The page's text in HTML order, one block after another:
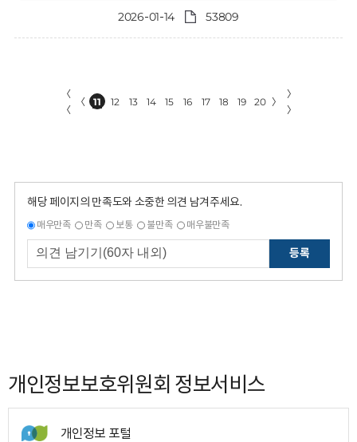
2026-01-14 53809
〈
〈
〈 11 12 13 14 15 16 17 18 19 20 〉
〉
〉
해당 페이지의 만족도와 소중한 의견 남겨주세요.
매우만족 만족 보통 불만족 매우불만족
등록
개인정보보호위원회 정보서비스
개인정보 포털